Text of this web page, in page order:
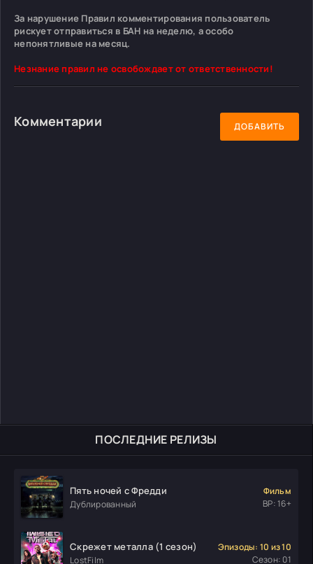
ПОСЛЕДНИЕ РЕЛИЗЫ
Пять ночей с Фредди
Дублированный
Фильм
ВР: 16+
Скрежет металла (1 сезон)
LostFilm
Эпизоды: 10 из 10
Сезон: 01
За нарушение Правил комментирования пользователь
рискует отправиться в БАН на неделю, а особо
непонятливые на месяц.
Незнание правил не освобождает от ответственности!
Комментарии ДОБАВИТЬ